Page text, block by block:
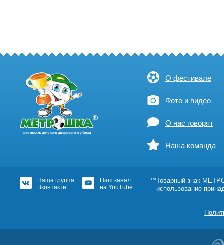
О фестивале
Фото и видео
О нас говорят
Наша команда
Наша группа
Вконтакте
Наш канал
на YouTube
™Товарный знак
использование